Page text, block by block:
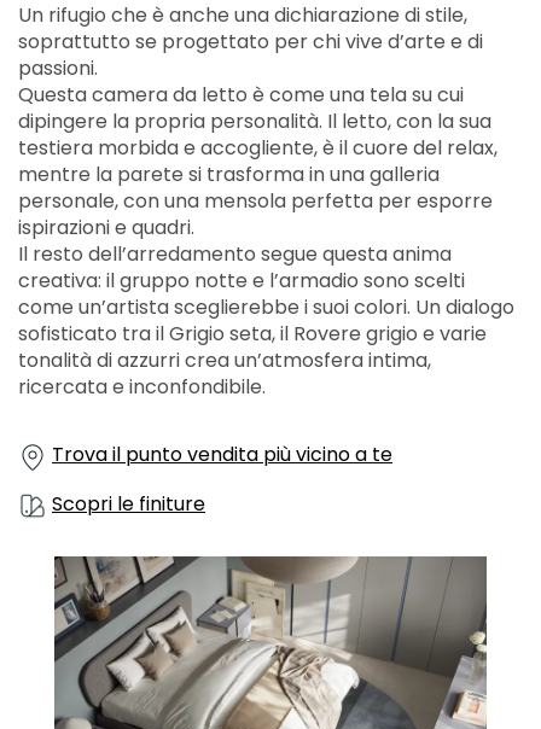
Un rifugio che è anche una dichiarazione di stile,
soprattutto se progettato per chi vive d’arte e di
passioni.
Questa camera da letto è come una tela su cui
dipingere la propria personalità. Il letto, con la sua
testiera morbida e accogliente, è il cuore del relax,
mentre la parete si trasforma in una galleria
personale, con una mensola perfetta per esporre
ispirazioni e quadri.
Il resto dell’arredamento segue questa anima
creativa: il gruppo notte e l’armadio sono scelti
come un’artista sceglierebbe i suoi colori. Un dialogo
sofisticato tra il Grigio seta, il Rovere grigio e varie
tonalità di azzurri crea un’atmosfera intima,
ricercata e inconfondibile.
Trova il punto vendita più vicino a te
Scopri le finiture